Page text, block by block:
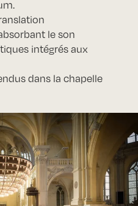
le son
intégrés aux
dans la chapelle